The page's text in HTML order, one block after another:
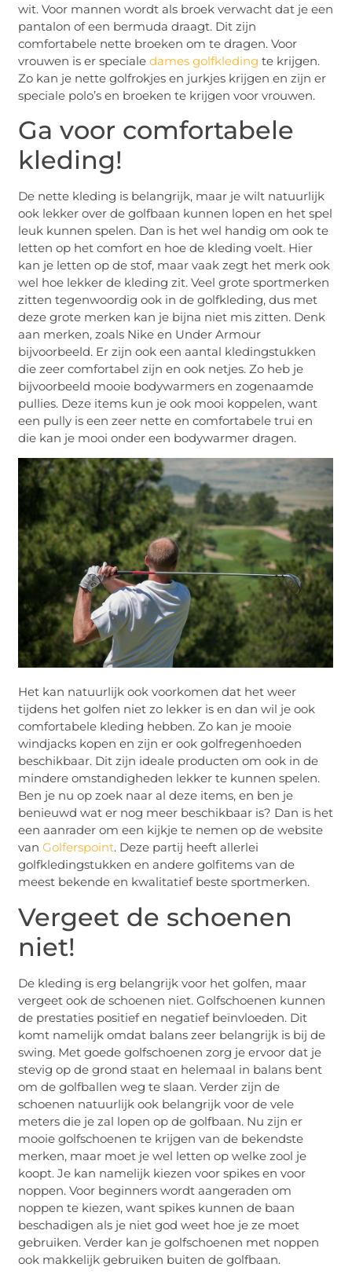
wit. Voor mannen wordt als broek verwacht dat je een
pantalon of een bermuda draagt. Dit zijn
comfortabele nette broeken om te dragen. Voor
vrouwen is er specialedames golfkleding te krijgen.
Zo kan je nette golfrokjes en jurkjes krijgen en zijn er
speciale polo’s en broeken te krijgen voor vrouwen.
Ga voor comfortabele
kleding!
De nette kleding is belangrijk, maar je wilt natuurlijk
ook lekker over de golfbaan kunnen lopen en het spel
leuk kunnen spelen. Dan is het wel handig om ook te
letten op het comfort en hoe de kleding voelt. Hier
kan je letten op de stof, maar vaak zegt het merk ook
wel hoe lekker de kleding zit. Veel grote sportmerken
zitten tegenwoordig ook in de golfkleding, dus met
deze grote merken kan je bijna niet mis zitten. Denk
aan merken, zoals Nike en Under Armour
bijvoorbeeld. Er zijn ook een aantal kledingstukken
die zeer comfortabel zijn en ook netjes. Zo heb je
bijvoorbeeld mooie bodywarmers en zogenaamde
pullies. Deze items kun je ook mooi koppelen, want
een pully is een zeer nette en comfortabele trui en
die kan je mooi onder een bodywarmer dragen.
Het kan natuurlijk ook voorkomen dat het weer
tijdens het golfen niet zo lekker is en dan wil je ook
comfortabele kleding hebben. Zo kan je mooie
windjacks kopen en zijn er ook golfregenhoeden
beschikbaar. Dit zijn ideale producten om ook in de
mindere omstandigheden lekker te kunnen spelen.
Ben je nu op zoek naar al deze items, en ben je
benieuwd wat er nog meer beschikbaar is? Dan is het
een aanrader om een kijkje te nemen op de website
vanGolferspoint. Deze partij heeft allerlei
golfkledingstukken en andere golfitems van de
meest bekende en kwalitatief beste sportmerken.
Vergeet de schoenen
niet!
De kleding is erg belangrijk voor het golfen, maar
vergeet ook de schoenen niet. Golfschoenen kunnen
de prestaties positief en negatief beïnvloeden. Dit
komt namelijk omdat balans zeer belangrijk is bij de
swing. Met goede golfschoenen zorg je ervoor dat je
stevig op de grond staat en helemaal in balans bent
om de golfballen weg te slaan. Verder zijn de
schoenen natuurlijk ook belangrijk voor de vele
meters die je zal lopen op de golfbaan. Nu zijn er
mooie golfschoenen te krijgen van de bekendste
merken, maar moet je wel letten op welke zool je
koopt. Je kan namelijk kiezen voor spikes en voor
noppen. Voor beginners wordt aangeraden om
noppen te kiezen, want spikes kunnen de baan
beschadigen als je niet god weet hoe je ze moet
gebruiken. Verder kan je golfschoenen met noppen
ook makkelijk gebruiken buiten de golfbaan.